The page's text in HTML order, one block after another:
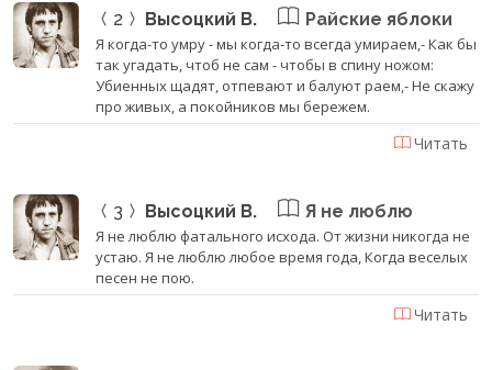
2 Высоцкий В. Райские яблоки
Я когда-то умру - мы когда-то всегда умираем,- Как бы
так угадать, чтоб не сам - чтобы в спину ножом:
Убиенных щадят, отпевают и балуют раем,- Не скажу
про живых, а покойников мы бережем.
Читать
3 Высоцкий В. Я не люблю
Я не люблю фатального исхода. От жизни никогда не
устаю. Я не люблю любое время года, Когда веселых
песен не пою.
Читать